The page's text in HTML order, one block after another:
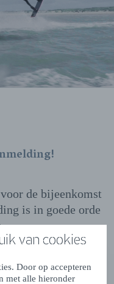
van cookies
Door op accepteren
met alle hieronder
de bijeenkomst
is in goede orde